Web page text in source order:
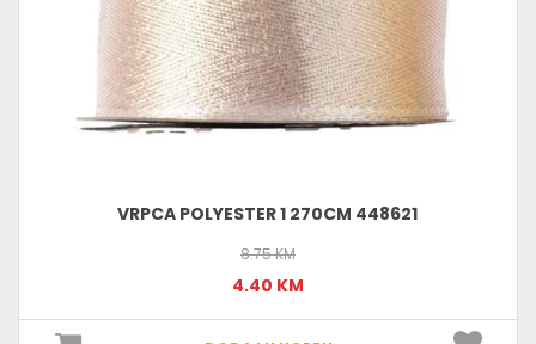
VRPCA POLYESTER 1 270CM 448621
8.75 KM
4.40 KM